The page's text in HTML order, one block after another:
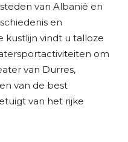
van Albanië en
en
kustlijn vindt u talloze
om
van Durres,
van de best
van het rijke